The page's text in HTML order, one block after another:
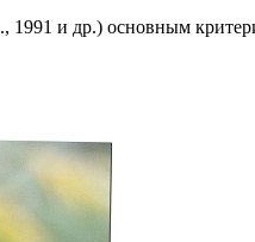
и др.) основным